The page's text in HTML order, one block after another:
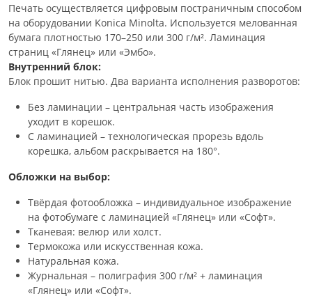
Печать осуществляется цифровым постраничным способом
на оборудовании Konica Minolta. Используется мелованная
бумага плотностью 170–250 или 300 г/м². Ламинация
страниц «Глянец» или «Эмбо».
Внутренний блок:
Блок прошит нитью. Два варианта исполнения разворотов:
Без ламинации – центральная часть изображения
уходит в корешок.
С ламинацией – технологическая прорезь вдоль
корешка, альбом раскрывается на 180°.
Обложки на выбор:
Твёрдая фотообложка – индивидуальное изображение
на фотобумаге с ламинацией «Глянец» или «Софт».
Тканевая: велюр или холст.
Термокожа или искусственная кожа.
Натуральная кожа.
Журнальная – полиграфия 300 г/м² + ламинация
«Глянец» или «Софт».